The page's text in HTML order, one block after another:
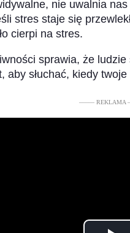
nie uwalnia
stres staje się
cierpi na stres.
sprawia, że
aby słuchać, kiedy
––––– REKLAMA